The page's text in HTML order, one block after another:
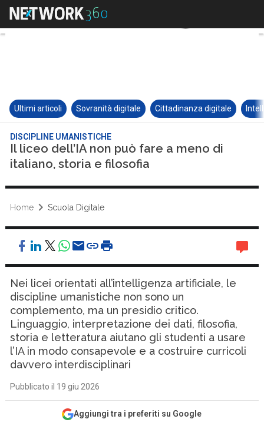
Ultimi articoli Sovranità digitale Cittadinanza digitale
DISCIPLINE UMANISTICHE
Il liceo dell’IA non può fare a meno di
italiano, storia e filosofia
Home Scuola Digitale
Nei licei orientati all’intelligenza artificiale, le
discipline umanistiche non sono un
complemento, ma un presidio critico.
Linguaggio, interpretazione dei dati, filosofia,
storia e letteratura aiutano gli studenti a usare
l’IA in modo consapevole e a costruire curricoli
davvero interdisciplinari
Pubblicato il 19 giu 2026
Aggiungi tra i preferiti su Google